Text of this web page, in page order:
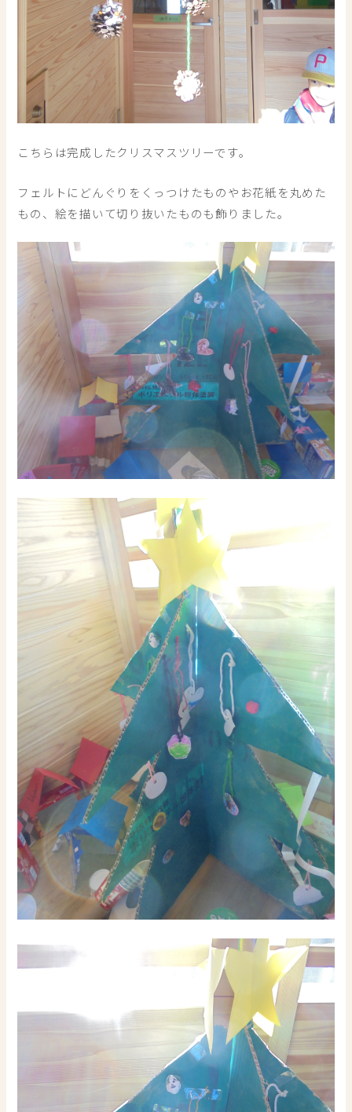
こちらは完成したクリスマスツリーです。
フェルトにどんぐりをくっつけたものやお花紙を丸めた
もの、絵を描いて切り抜いたものも飾りました。